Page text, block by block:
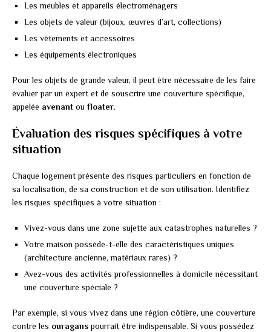
Les meubles et appareils électroménagers
Les objets de valeur (bijoux, œuvres d’art, collections)
Les vêtements et accessoires
Les équipements électroniques
Pour les objets de grande valeur, il peut être nécessaire de les faire
évaluer par un expert et de souscrire une couverture spécifique,
appelée avenant ou floater.
Évaluation des risques spécifiques à votre
situation
Chaque logement présente des risques particuliers en fonction de
sa localisation, de sa construction et de son utilisation. Identifiez
les risques spécifiques à votre situation :
Vivez-vous dans une zone sujette aux catastrophes naturelles ?
Votre maison possède-t-elle des caractéristiques uniques
(architecture ancienne, matériaux rares) ?
Avez-vous des activités professionnelles à domicile nécessitant
une couverture spéciale ?
Par exemple, si vous vivez dans une région côtière, une couverture
contre les ouraganspourrait être indispensable. Si vous possédez